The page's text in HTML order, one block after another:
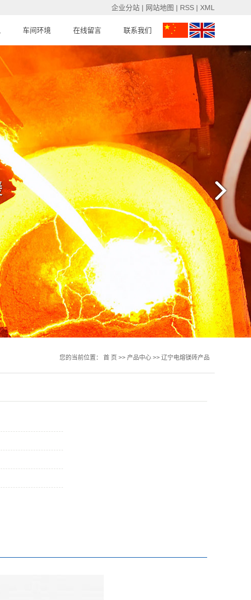
企业分站 | 网站地图 | RSS | XML
车间环境 在线留言 联系我们
您的当前位置： 首 页 >> 产品中心 >> 辽宁电熔镁砖产品